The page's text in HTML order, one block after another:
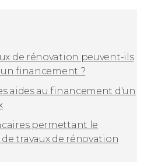
de rénovation peuvent-ils
financement ?
aides au financement d'un
permettant le
travaux de rénovation